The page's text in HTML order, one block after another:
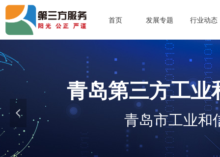
首页 发展专题 行业动态
青岛第三方工业
青岛市工业和
넳